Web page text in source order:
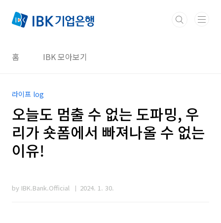
홈 IBK 모아보기
라이프 log
오늘도 멈출 수 없는 도파밍, 우
리가 숏폼에서 빠져나올 수 없는
이유!
by IBK.Bank.Official 2024. 1. 30.